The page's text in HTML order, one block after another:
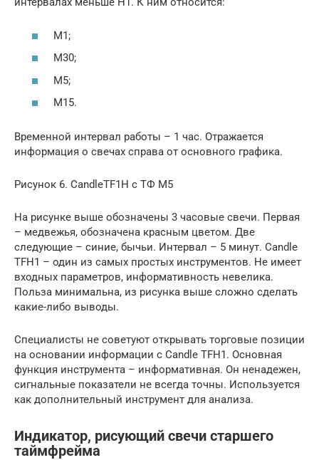
М1;
М30;
М5;
М15.
Временной интервал работы – 1 час. Отражается
информация о свечах справа от основного графика.
Рисунок 6. CandleTF1H с ТФ М5
На рисунке выше обозначены 3 часовые свечи. Первая
– медвежья, обозначена красным цветом. Две
следующие – синие, бычьи. Интервал – 5 минут. Candle
TFH1 – один из самых простых инструментов. Не имеет
входных параметров, информативность невелика.
Польза минимальна, из рисунка выше сложно сделать
какие-либо выводы.
Специалисты не советуют открывать торговые позиции
на основании информации с Candle TFH1. Основная
функция инструмента – информативная. Он ненадежен,
сигнальные показатели не всегда точны. Используется
как дополнительный инструмент для анализа.
Индикатор, рисующий свечи старшего
таймфрейма